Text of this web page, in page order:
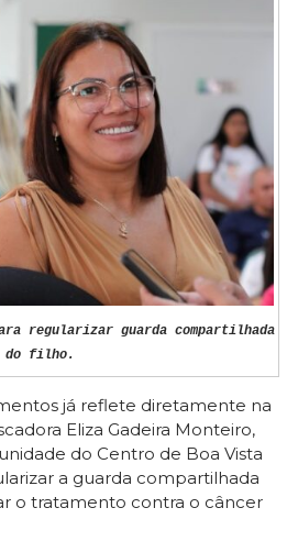
regularizar guarda compartilhada
do filho.
já reflete diretamente na
Eliza Gadeira Monteiro,
do Centro de Boa Vista
a guarda compartilhada
o tratamento contra o câncer